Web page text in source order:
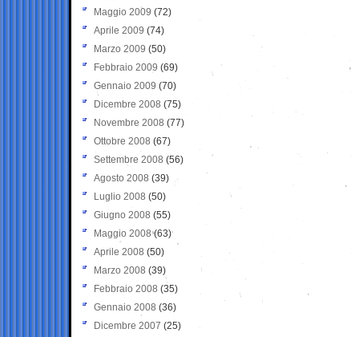
Maggio 2009 (72)
Aprile 2009 (74)
Marzo 2009 (50)
Febbraio 2009 (69)
Gennaio 2009 (70)
Dicembre 2008 (75)
Novembre 2008 (77)
Ottobre 2008 (67)
Settembre 2008 (56)
Agosto 2008 (39)
Luglio 2008 (50)
Giugno 2008 (55)
Maggio 2008(63)
Aprile 2008 (50)
Marzo 2008 (39)
Febbraio 2008 (35)
Gennaio 2008 (36)
Dicembre 2007 (25)